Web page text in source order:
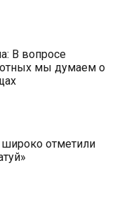
В вопросе
мы думаем о
отметили